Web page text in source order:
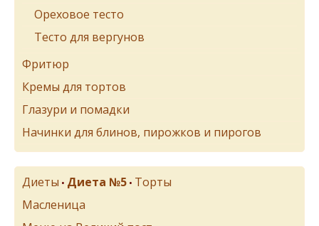
Ореховое тесто
Тесто для вергунов
Фритюр
Кремы для тортов
Глазури и помадки
Начинки для блинов, пирожков и пирогов
Диеты • Диета №5 • Торты
Масленица